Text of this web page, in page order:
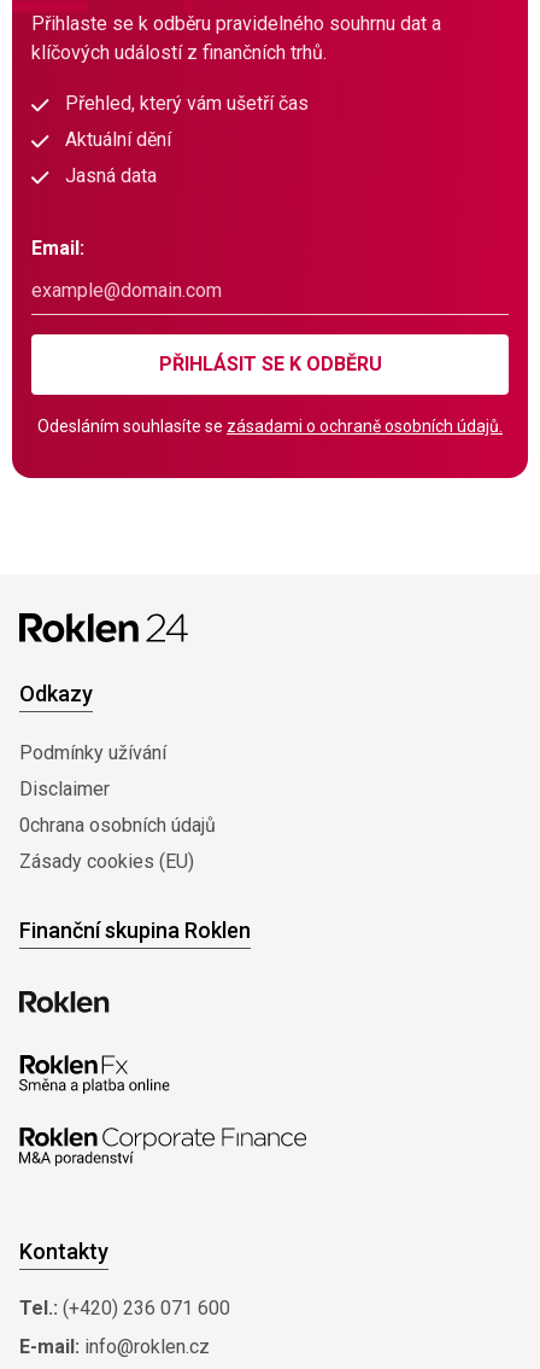
Přihlaste se k odběru pravidelného souhrnu dat a
klíčových událostí z finančních trhů.
Přehled, který vám ušetří čas
Aktuální dění
Jasná data
Email:
PŘIHLÁSIT SE K ODBĚRU
Odesláním souhlasíte se zásadami o ochraně osobních údajů.
Odkazy
Podmínky užívání
Disclaimer
0chrana osobních údajů
Zásady cookies (EU)
Finanční skupina Roklen
Kontakty
Tel.: (+420) 236 071 600
E-mail: info@roklen.cz